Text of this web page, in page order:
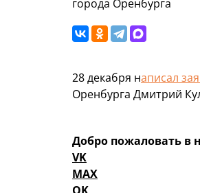
города Оренбурга
28 декабря написал
Оренбурга Дмитрий
Добро пожаловать в
VK
MAX